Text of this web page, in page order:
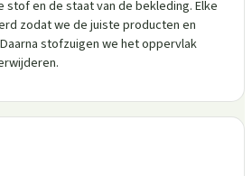
en de staat van de bekleding. Elke
zodat we de juiste producten en
stofzuigen we het oppervlak